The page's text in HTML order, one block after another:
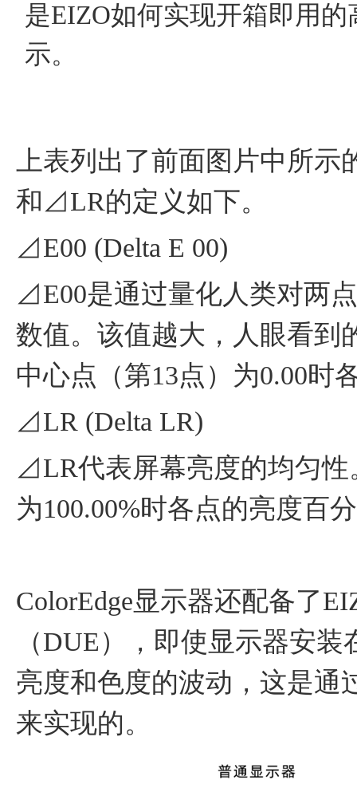
是EIZO如何实现开箱即用的
示。
上表列出了前面图片中所
和⊿LR的定义如下。
⊿E00 (Delta E 00)
⊿E00是通过量化人类对两
数值。该值越大，人眼看到
中心点（第13点）为0.00时
⊿LR (Delta LR)
⊿LR代表屏幕亮度的均匀性
为100.00%时各点的亮度百
ColorEdge显示器还配备了
（DUE），即使显示器安
亮度和色度的波动，这是通
来实现的。